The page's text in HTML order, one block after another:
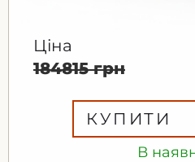
В
Ціна
184815 грн
КУПИТИ